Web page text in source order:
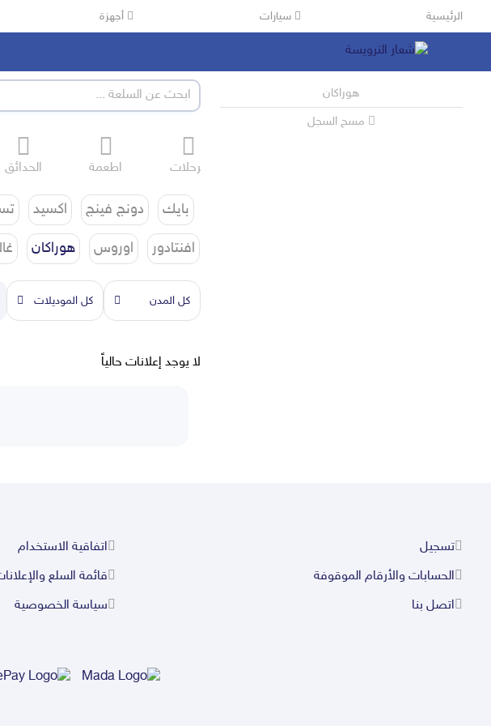
الرئيسية سيارات أجهزة
هوراكان
الرحلات اطعمة الحدائق
بايك دونج فينج اكسيد
افنتادور اوروس هوراكان
كل المدن كل الموديلات
لا يوجد إعلانات حالياً
تسجيل اتفاقية الاستخدام
الحسابات والأرقام الموقوفة
قائمة السلع
اتصل بنا
سياسة الخصوصية